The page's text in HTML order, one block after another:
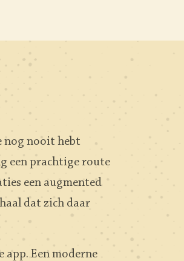
nog nooit hebt
een prachtige route
een augmented
dat zich daar
app. Een moderne